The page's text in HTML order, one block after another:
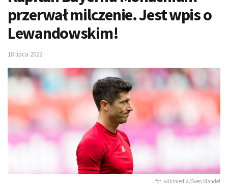
przerwał milczenie. Jest wpis o
Lewandowskim!
18 lipca 2022
fot. wikimedia/Sven Mandel